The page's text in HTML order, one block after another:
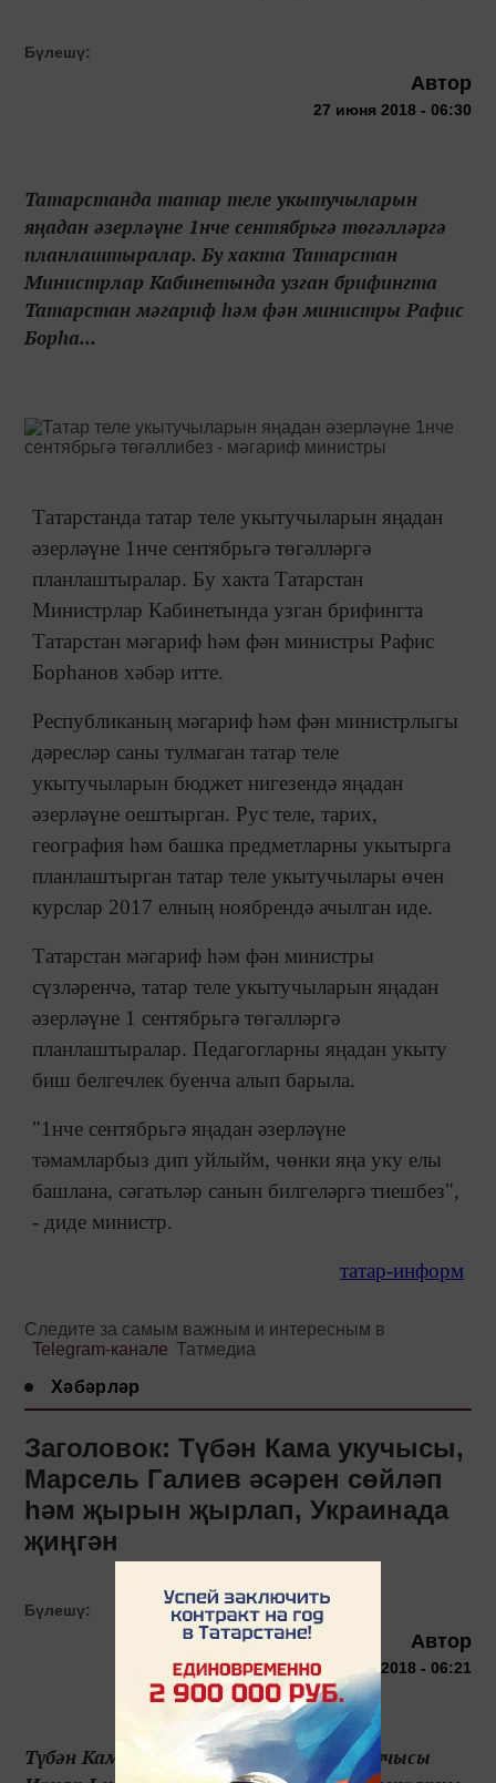
Бүлешү:
Автор
27 июня 2018 - 06:30
Татарстанда татар теле укытучыларын
яңадан әзерләүне 1нче сентябрьгә төгәлләргә
планлаштыралар. Бу хакта Татарстан
Министрлар Кабинетында узган брифингта
Татарстан мәгариф һәм фән министры Рафис
Борһа...
Татарстанда татар теле укытучыларын яңадан
әзерләүне 1нче сентябрьгә төгәлләргә
планлаштыралар. Бу хакта Татарстан
Министрлар Кабинетында узган брифингта
Татарстан мәгариф һәм фән министры Рафис
Борһанов хәбәр итте.
Республиканың мәгариф һәм фән министрлыгы
дәресләр саны тулмаган татар теле
укытучыларын бюджет нигезендә яңадан
әзерләүне оештырган. Рус теле, тарих,
география һәм башка предметларны укытырга
планлаштырган татар теле укытучылары өчен
курслар 2017 елның ноябрендә ачылган иде.
Татарстан мәгариф һәм фән министры
сүзләренчә, татар теле укытучыларын яңадан
әзерләүне 1 сентябрьгә төгәлләргә
планлаштыралар. Педагогларны яңадан укыту
биш белгечлек буенча алып барыла.
"1нче сентябрьгә яңадан әзерләүне
тәмамларбыз дип уйлыйм, чөнки яңа уку елы
башлана, сәгатьләр санын билгеләргә тиешбез",
- диде министр.
татар-информ
Следите за самым важным и интересным в
Telegram-канале Татмедиа
Хәбәрләр
Заголовок: Түбән Кама укучысы,
Марсель Галиев әсәрен сөйләп
һәм җырын җырлап, Украинада
җиңгән
Бүлешү:
Автор
27 июня 2018 - 06:21
Түбән Кама лицееның 5нче сыйныф укучысы